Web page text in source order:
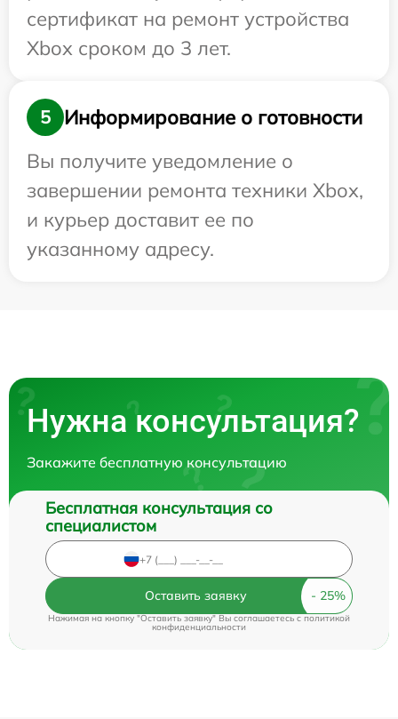
сертификат на ремонт устройства
Xbox сроком до 3 лет.
5
Информирование о готовности
Вы получите уведомление о
завершении ремонта техники Xbox,
и курьер доставит ее по
указанному адресу.
Нужна консультация?
Закажите бесплатную консультацию
Бесплатная консультация со
специалистом
Оставить заявку
Нажимая на кнопку "Оставить заявку" Вы соглашаетесь cполитикой
конфиденциальности